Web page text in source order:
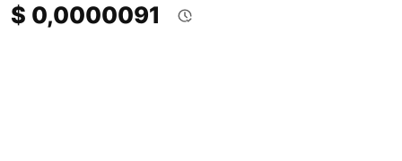
$ 0,0000091